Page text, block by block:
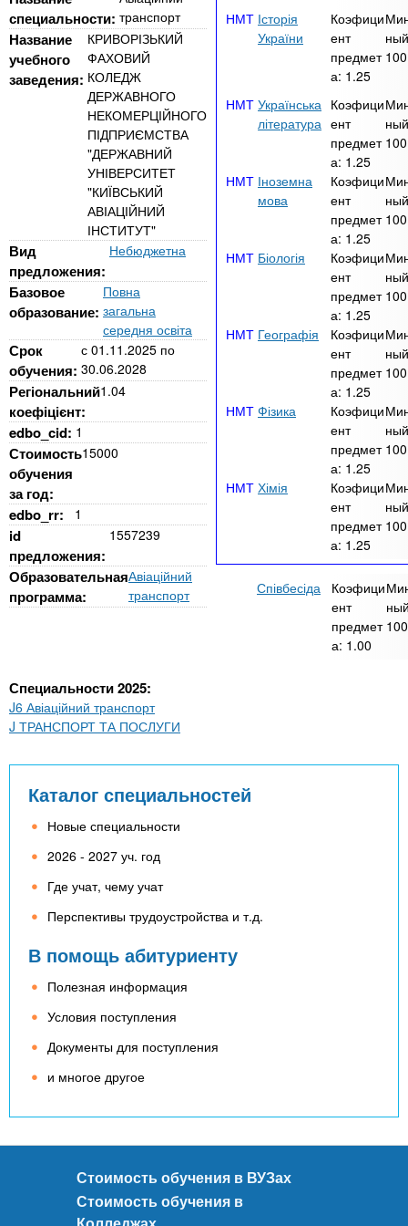
n
t
i
n
f
o
х
з
а
в
й
Онлайн курсы
За рубежом
специальности: транспорт
Название
учебного
заведения:
КРИВОРІЗЬКИЙ
ФАХОВИЙ
КОЛЕДЖ
ДЕРЖАВНОГО
НЕКОМЕРЦІЙНОГО
ПІДПРИЄМСТВА
"ДЕРЖАВНИЙ
УНІВЕРСИТЕТ
"КИЇВСЬКИЙ
АВІАЦІЙНИЙ
ІНСТИТУТ"
Вид
предложения:
Небюджетна
Базовое
образование:
Повна
загальна
середня освіта
Срок
обучения:
с 01.11.2025 по
30.06.2028
Регіональний
коефіцієнт:
1.04
edbo_cid: 1
Стоимость
обучения
за год:
15000
edbo_rr: 1
id
предложения:
1557239
Образовательная
программа:
Авіаційний
транспорт
Історія
України
Коэфици
ент
предмет
а: 1.25
100
Українська
література
Коэфици
ент
предмет
а: 1.25
100
Іноземна
мова
Коэфици
ент
предмет
а: 1.25
100
Біологія
Коэфици
ент
предмет
а: 1.25
100
Географія
Коэфици
ент
предмет
а: 1.25
100
Фізика
Коэфици
ент
предмет
а: 1.25
100
Хімія
Коэфици
ент
предмет
а: 1.25
100
Співбесіда
Коэфици
ент
предмет
а: 1.00
100
Специальности 2025:
J6 Авіаційний транспорт
J ТРАНСПОРТ ТА ПОСЛУГИ
Каталог специальностей
Новые специальности
2026 - 2027 уч. год
Где учат, чему учат
Перспективы трудоустройства и т.д.
В помощь абитуриенту
Полезная информация
Условия поступления
Документы для поступления
и многое другое
Стоимость обучения в ВУЗах
Стоимость обучения в